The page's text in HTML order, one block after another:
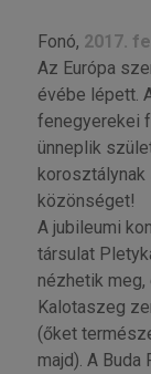
Fonó, 2017.
Az Európa
évébe lépett.
fenegyerekei
ünneplik
korosztálynak
közönséget!
A jubileumi
társulat
nézhetik
Kalotaszeg
(őket
majd). A Buda